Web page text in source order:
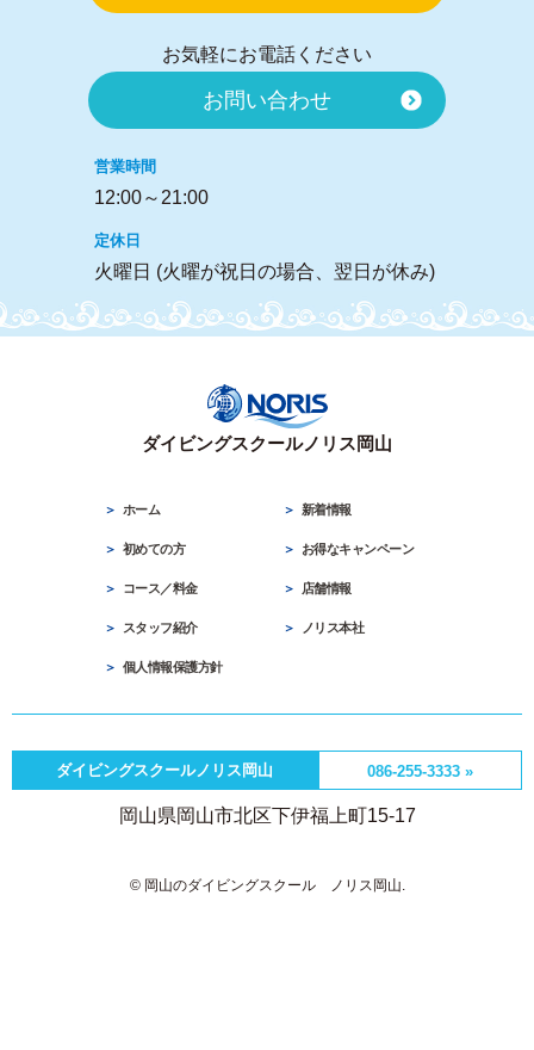
お気軽にお電話ください
お問い合わせ
営業時間
12:00～21:00
定休日
火曜日 (火曜が祝日の場合、翌日が休み)
ダイビングスクールノリス岡山
ホーム 新着情報
初めての方 お得なキャンペーン
コース／料金 店舗情報
スタッフ紹介 ノリス本社
個人情報保護方針
ダイビングスクールノリス岡山 086-255-3333 »
岡山県岡山市北区下伊福上町15-17
© 岡山のダイビングスクール ノリス岡山.